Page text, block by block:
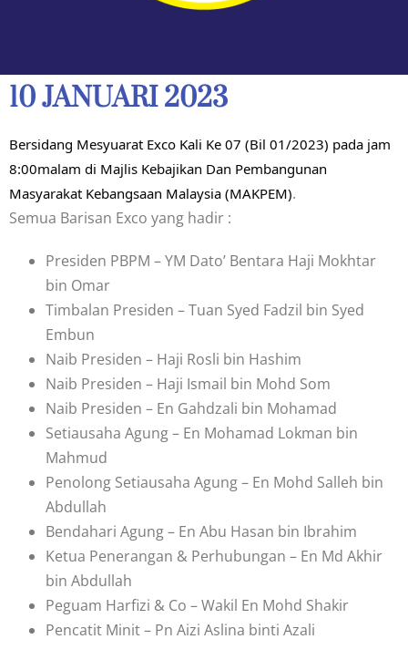
10 JANUARI 2023
Bersidang Mesyuarat Exco Kali Ke 07 (Bil 01/2023) pada jam
8:00malam di Majlis Kebajikan Dan Pembangunan
Masyarakat Kebangsaan Malaysia (MAKPEM).
Semua Barisan Exco yang hadir :
Presiden PBPM – YM Dato’ Bentara Haji Mokhtar
bin Omar
Timbalan Presiden – Tuan Syed Fadzil bin Syed
Embun
Naib Presiden – Haji Rosli bin Hashim
Naib Presiden – Haji Ismail bin Mohd Som
Naib Presiden – En Gahdzali bin Mohamad
Setiausaha Agung – En Mohamad Lokman bin
Mahmud
Penolong Setiausaha Agung – En Mohd Salleh bin
Abdullah
Bendahari Agung – En Abu Hasan bin Ibrahim
Ketua Penerangan & Perhubungan – En Md Akhir
bin Abdullah
Peguam Harfizi & Co – Wakil En Mohd Shakir
Pencatit Minit – Pn Aizi Aslina binti Azali